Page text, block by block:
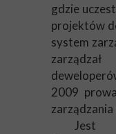
gdzie
projektów
system
2009
Jest